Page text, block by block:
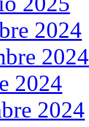
2024
2024
2024
2024